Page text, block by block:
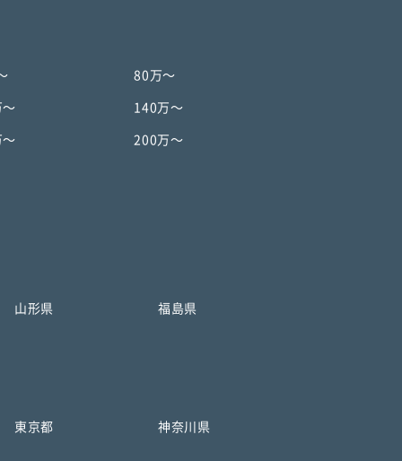
80万〜
〜 140万〜
〜 200万〜
山形県 福島県
東京都 神奈川県